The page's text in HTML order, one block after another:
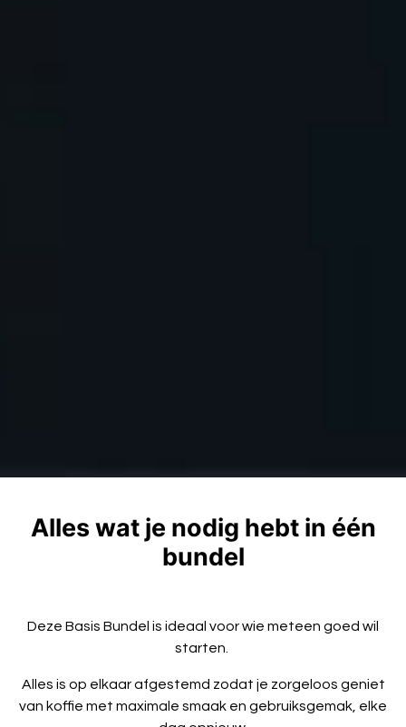
Alles wat je nodig hebt in één
bundel
Deze Basis Bundel is ideaal voor wie meteen goed wil
starten.
Alles is op elkaar afgestemd zodat je zorgeloos geniet
van koffie met maximale smaak en gebruiksgemak, elke